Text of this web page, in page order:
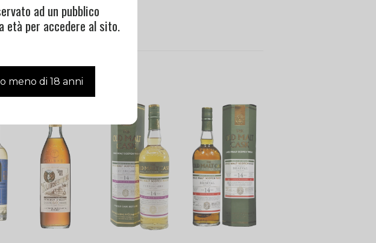
ad un pubblico
età per accedere al sito.